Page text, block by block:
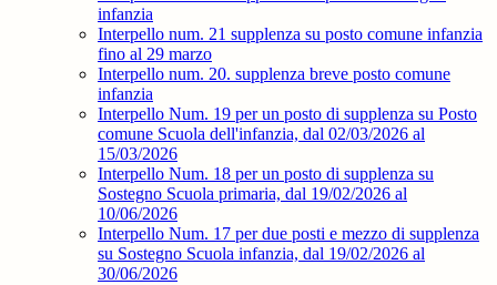
infanzia
Interpello num. 21 supplenza su posto comune infanzia
fino al 29 marzo
Interpello num. 20. supplenza breve posto comune
infanzia
Interpello Num. 19 per un posto di supplenza su Posto
comune Scuola dell'infanzia, dal 02/03/2026 al
15/03/2026
Interpello Num. 18 per un posto di supplenza su
Sostegno Scuola primaria, dal 19/02/2026 al
10/06/2026
Interpello Num. 17 per due posti e mezzo di supplenza
su Sostegno Scuola infanzia, dal 19/02/2026 al
30/06/2026